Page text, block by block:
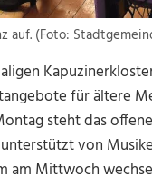
auf. (Foto:
für ältere
steht das
von
am Mittwoch